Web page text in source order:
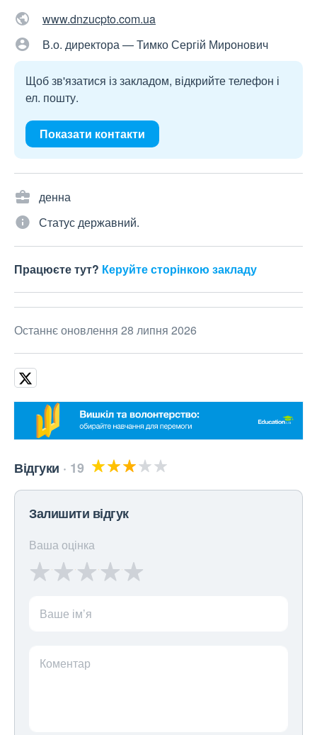
www.dnzucpto.com.ua
В.о. директора — Тимко Сергій Миронович
Щоб зв'язатися із закладом, відкрийте телефон і
ел. пошту.
Показати контакти
денна
Статус державний.
Працюєте тут? Керуйте сторінкою закладу
Останнє оновлення 28 липня 2026
Відгуки 19
Залишити відгук
Ваша оцінка
Ваше ім’я
Коментар